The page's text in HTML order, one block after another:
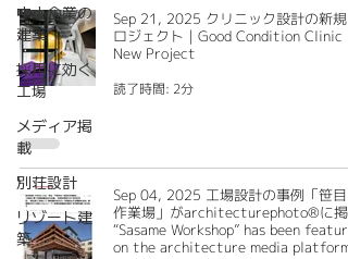
中小企業の
建築
採用に効く
工場
メディア掲
載
別荘設計
リゾート建
築
Sep 21, 2025 クリニック設計の新規
ロジェクト｜Good Condition Clinic
New Project
読了時間: 2分
Sep 04, 2025 工場設計の事例「笹目
作業場」がarchitecturephoto®に掲
“Sasame Workshop” has been
on the architecture media platform